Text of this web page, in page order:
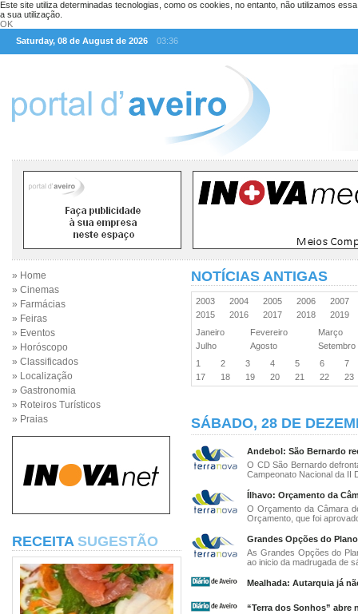
Este site utiliza determinadas tecnologias, como os cookies, no entanto, não utilizamos
a sua utilização.
OK
Saturday, 08 de August de 2026
03:36
» Home
» Cinemas
» Farmácias
» Feiras
» Eventos
» Horóscopo
» Classificados
» Localização
» Gastronomia
» Roteiros Turísticos
» Praias
RECEITA SUGESTÃO
NOTÍCIAS ANTIGAS
2003 2004 2005 2006
2007
2015
2016 2017 2018
2019
Janeiro
Fevereiro
Março
Julho
Agosto
1
2 3 4 5 6
7
17
18 19 20 21 22 23
SÁBADO, 28 DE
Andebol: São Bernardo
O CD São Bernardo
Campeonato Nacional da II
Ílhavo: Orçamento da
O Orçamento da Câmara
Orçamento, que foi
Grandes Opções do
As Grandes Opções do
ao inicio da madrugada de
Mealhada: Autarquia já
“Terra dos Sonhos” abre